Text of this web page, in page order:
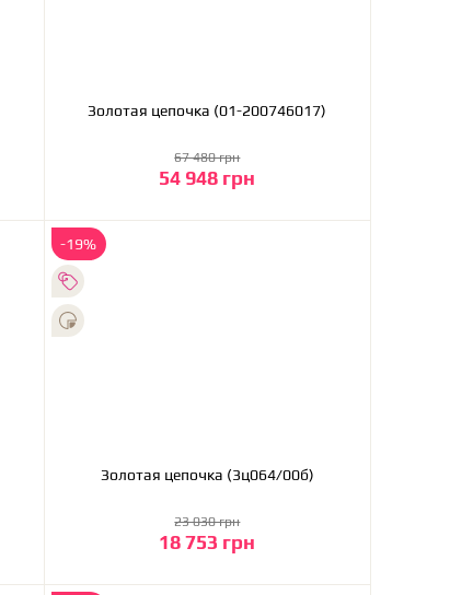
Золотая цепочка (01-200746017)
54 948 грн
67 480 грн
В корзину
-19%
Золотая цепочка (3ц064/00б)
18 753 грн
23 030 грн
В корзину